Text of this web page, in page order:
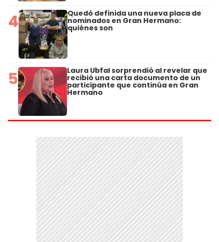
4 Quedó definida una nueva placa de
nominados en Gran Hermano:
quiénes son
5 Laura Ubfal sorprendió al revelar que
recibió una carta documento de un
participante que continúa en Gran
Hermano